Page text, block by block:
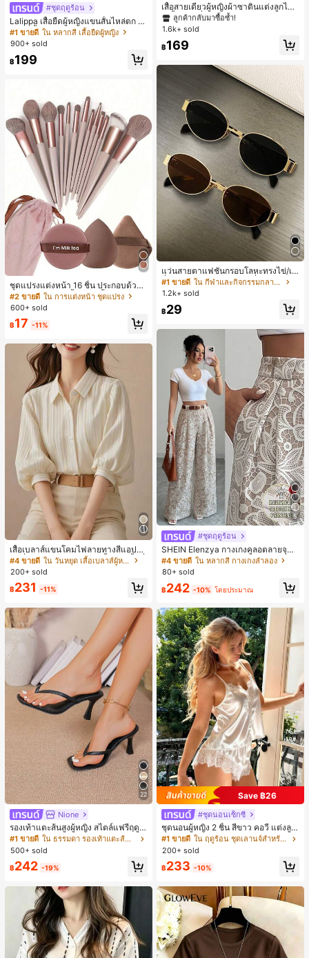
#ชุดฤดูร้อน
Lalippa เสื้อยืดผู้หญิงแขนสั้นไหล่ตก ค
อวีปกเสื้อ ลายพิมพ์ดิจิทัลลายทาง สไตล์
สปอร์ตแฟชั่นมินิมอล ของขวัญสำหรับเ
พื่อน
#1 ขายดี ใน หลากสี เสื้อยืดผู้หญิง
900+ sold
฿199
ชุดแปรงแต่งหน้า 16 ชิ้น ประกอบด้วยแ
ปรงแต่งหน้า 13 ชิ้น, ฟองน้ำแต่งหน้ารู
ปหยดน้ำ 1 ชิ้น, แปรงแป้งรองพื้นกลม 1
ชิ้น และฟองน้ำแต่งหน้ารูปสามเหลี่ยม
1 ชิ้น - ชุดคลาสสิก ทำจากขนสังเคราะ
ห์นุ่มและเป็นมิตรต่อผิว เหมาะสำหรับผู้
หญิงและเด็กผู้หญิง เหมาะสำหรับฤดูใบ
ไม้ร่วงและฤดูหนาว
#2 ขายดี ใน การแต่งหน้า ชุดแปรง
600+ sold
฿17 -11%
เสื้อเบลาส์แขนโคมไฟลายทางสีแอปริค
อตที่หรูหราสำหรับผู้หญิง, เสื้อแขนสั้นที่
ใช้ได้หลากหลายสำหรับการเดินทาง, ตั
ดแบบสุ่มสำหรับฤดูร้อน
#4 ขายดี
ใน วันหยุด เสื้อเบลาส์ผู้หญิง
200+ sold
฿231 -11%
22
Nione
รองเท้าแตะส้นสูงผู้หญิง สไตล์แฟรี่ฤดูร้
อน ส้นบาง แบบคีบ แต่งสายคาดผม รอ
งเท้าแตะชายหาดสำหรับเที่ยวพักผ่อน
แฟชั่นสายไขว้ สำหรับเดทไนท์
#1 ขายดี
ใน ธรรมดา รองเท้าแตะส้นสูงผู้หญิง
500+ sold
฿242 -19%
เสื้อสายเดี่ยวผู้หญิงผ้าซาตินแต่งลูกไม้
- เสื้อสายเดี่ยวฤดูร้อนสีคากีมีรอยผ่าด้า
นข้างที่น่าดึงดูดแบบสบายๆ
#1 ขายดี
ใน สีกากี เสื้อสตรี เสื้อเบลาส์ & Tee
ลูกค้ากลับมาซื้อซ้ำ!
#1 ขายดี
ใน สีกากี เสื้อสตรี เสื้อเบลาส์ & Tee
ลูกค้ากลับมาซื้อซ้ำ!
#1 ขายดี
ลูกค้ากลับมาซื้อซ้ำ!
1.6k+ sold
฿169
แว่นสายตาแฟชั่นกรอบโลหะทรงไข่/เห
ลี่ยมสำหรับผู้หญิง (กรอบครึ่ง), เหมาะ
สำหรับใส่ในชีวิตประจำวันและกิจกรรม
#1 ขายดี
ใน กีฬาและกิจกรรมกลางแจ้ง
1.2k+ sold
฿29
5
#ชุดฤดูร้อน
SHEIN Elenzya กางเกงคูลอตลายจุดเ
อวสูงแบบใหม่สำหรับฤดูใบไม้ผลิ/ฤดูร้อ
น, สไตล์หรูหราเหมาะสำหรับใส่ในชีวิต
ประจำวันและทำงาน, ให้ความรู้สึกวินเ
ทจสำหรับฤดูรับปริญญา, เทศกาลดนตร
ี, การแข่งม้าดาร์บี้, วันประกาศอิสรภาพ
#4 ขายดี ใน หลากสี กางเกงลำลอง
80+ sold
฿242 -10% โดยประมาณ
Save ฿26
#ชุดนอนเซ็กซี่
ชุดนอนผู้หญิง 2 ชิ้น สีขาว คอวี แต่งลูก
ไม้แบบแพตช์เวิร์ก ชุดนอนใส่ในบ้าน
สำหรับเธอ
#1 ขายดี
ใน ฤดูร้อน ชุดเลานจ์สำหรับผู้หญิง
200+ sold
฿233 -10%